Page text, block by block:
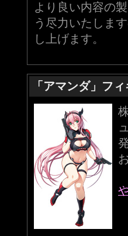
より良い内容の
う尽力いたしま
し上げます。
「アマンダ」フ